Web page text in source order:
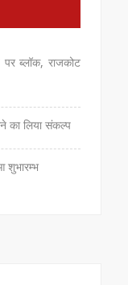
ब्लॉक, राजकोट
का लिया संकल्प
शुभारम्भ